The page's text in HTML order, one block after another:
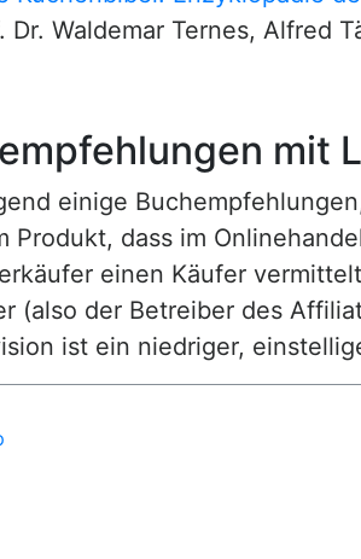
Dr. Waldemar Ternes, Alfred
mit
einige
Produkt, dass im
einen Käufer
(also der Betreiber des
ist ein niedriger,